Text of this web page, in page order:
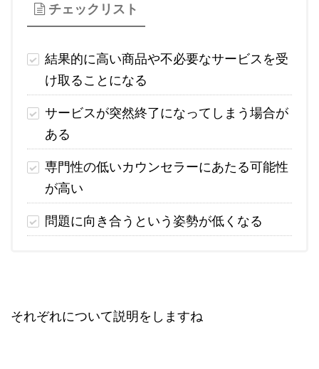
チェックリスト
結果的に高い商品や不必要なサービスを受
け取ることになる
サービスが突然終了になってしまう場合が
ある
専門性の低いカウンセラーにあたる可能性
が高い
問題に向き合うという姿勢が低くなる
それぞれについて説明をしますね